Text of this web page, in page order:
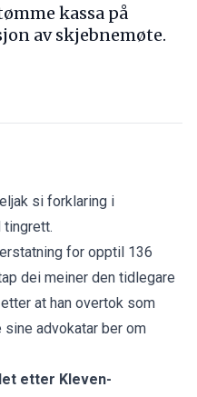
kassa på
av skjebnemøte.
si forklaring i
tingrett.
for opptil 136
dei meiner den tidlegare
at han overtok som
advokatar ber om
etter Kleven-